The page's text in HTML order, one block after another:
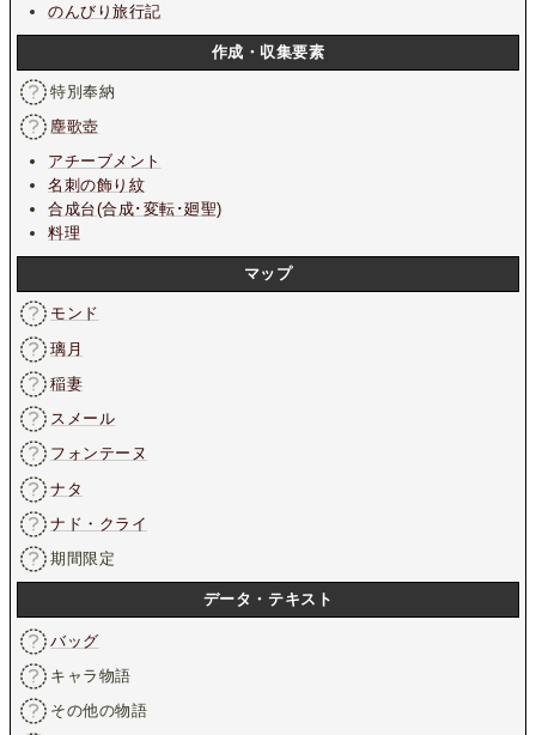
のんびり旅行記
作成・収集要素
特別奉納
塵歌壺
アチーブメント
名刺の飾り紋
合成台(合成･変転･廻聖)
料理
マップ
モンド
璃月
稲妻
スメール
フォンテーヌ
ナタ
ナド・クライ
期間限定
データ・テキスト
バッグ
キャラ物語
その他の物語